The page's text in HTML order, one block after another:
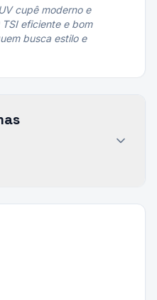
cupê moderno e
eficiente e bom
busca estilo e